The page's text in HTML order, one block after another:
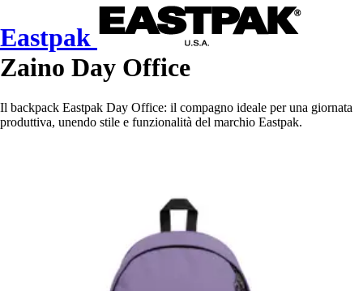
Eastpak
Zaino Day Office
Il backpack Eastpak Day Office: il compagno ideale per una giornata
produttiva, unendo stile e funzionalità del marchio Eastpak.